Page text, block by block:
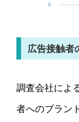
広告接触者
調査会社によ
者へのブラン